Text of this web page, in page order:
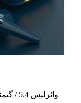
وائرليس 5.4 / گيمنگ گهٽ ليٽنسي / شاک آواز جي معيار